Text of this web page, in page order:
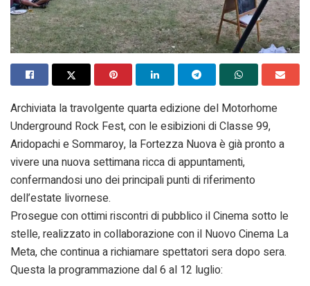
Archiviata la travolgente quarta edizione del Motorhome
Underground Rock Fest, con le esibizioni di Classe 99,
Aridopachi e Sommaroy, la Fortezza Nuova è già pronto a
vivere una nuova settimana ricca di appuntamenti,
confermandosi uno dei principali punti di riferimento
dell’estate livornese.
Prosegue con ottimi riscontri di pubblico il Cinema sotto le
stelle, realizzato in collaborazione con il Nuovo Cinema La
Meta, che continua a richiamare spettatori sera dopo sera.
Questa la programmazione dal 6 al 12 luglio: